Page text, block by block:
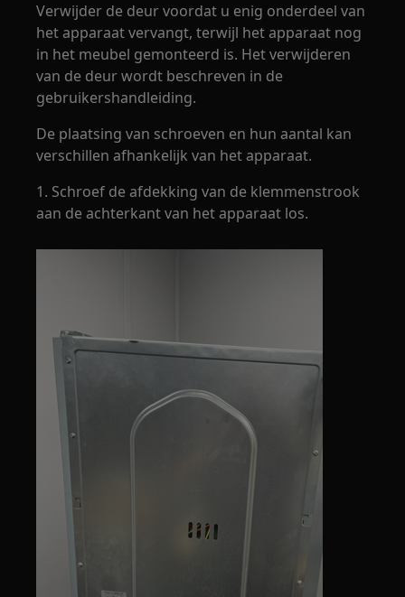
Verwijder de deur voordat u enig onderdeel van
het apparaat vervangt, terwijl het apparaat nog
in het meubel gemonteerd is. Het verwijderen
van de deur wordt beschreven in de
gebruikershandleiding.
De plaatsing van schroeven en hun aantal kan
verschillen afhankelijk van het apparaat.
1. Schroef de afdekking van de klemmenstrook
aan de achterkant van het apparaat los.